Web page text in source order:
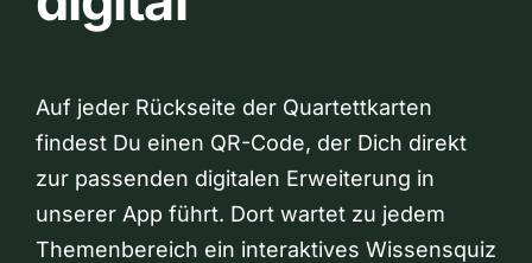
Auf jeder Rückseite der Quartettkarten
findest Du einen QR-Code, der Dich direkt
zur passenden digitalen Erweiterung in
unserer App führt. Dort wartet zu jedem
Themenbereich ein interaktives Wissensquiz